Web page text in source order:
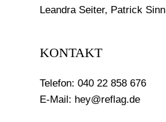
Leandra Seiter, Patrick Sinn
KONTAKT
Telefon: 040 22 858 676
E-Mail: hey@reflag.de